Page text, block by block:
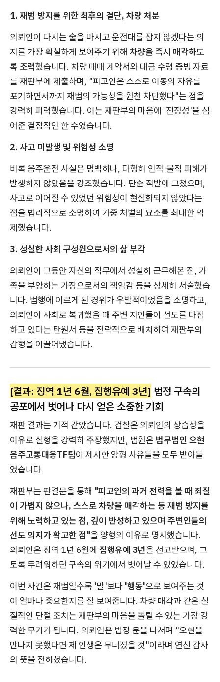
1. 재범 방지를 위한 최후의 결단, 차량 처분
의뢰인이 다시는 술을 마시고 운전대를 잡지 않겠다는 의
지를 가장 확실하게 보여주기 위해 차량을 즉시 매각하도
록 조력했습니다. 차량 매매 계약서와 대금 수령 증빙 자료
를 재판부에 제출하며, "피고인은 스스로 이동의 자유를
포기하면서까지 재범의 가능성을 원천 차단했다"는 점을
강력히 피력했습니다. 이는 재판부의 마음에 '진정성'을 심
어준 결정적인 한 수였습니다.
2. 사고 미발생 및 위험성 소명
비록 음주운전 사실은 명백하나, 다행히 인적·물적 피해가
발생하지 않았음을 강조했습니다. 단순 적발에 그쳤으며,
사고로 이어질 수 있었던 위험성이 현실화되지 않았다는
점을 법리적으로 소명하여 가중 처벌의 요소를 최대한 억
제했습니다.
3. 성실한 사회 구성원으로서의 삶 부각
의뢰인이 그동안 자신의 직무에서 성실히 근무해온 점, 가
족을 부양하는 가장으로서의 책임감 등을 상세히 서술했습
니다. 범행에 이르게 된 경위가 우발적이었음을 소명하고,
의뢰인이 사회로 복귀했을 때 주변 지인들이 선도를 다짐
하고 있다는 탄원서 등을 전략적으로 배치하여 재판부의
감형을 이끌어냈습니다.
[결과: 징역 1년 6월, 집행유예 3년] 법정 구속의
공포에서 벗어나 다시 얻은 소중한 기회
재판 결과는 기적 같았습니다. 검찰은 의뢰인의 상습성을
이유로 실형을 강력히 주장했지만, 법원은 법무법인 오현
음주교통대응TF팀이 제시한 양형 사유들을 모두 받아들
였습니다.
재판부는 판결문을 통해 "피고인의 과거 전력을 볼 때 죄질
이 가볍지 않으나, 스스로 차량을 매각하는 등 재범 방지를
위해 노력하고 있는 점, 깊이 반성하고 있으며 주변인들의
선도 의지가 확고한 점"을 양형의 이유로 명시했습니다.
의뢰인은 징역 1년 6월에 집행유예 3년을 선고받으며, 그
토록 두려워하던 구속의 위기에서 벗어날 수 있었습니다.
이번 사건은 재범일수록 '말'보다 '행동'으로 보여주는 것
이 얼마나 중요한지를 잘 보여줍니다. 차량 매각과 같은 실
질적인 단절 조치는 재판부의 마음을 돌릴 수 있는 가장 강
력한 무기가 됩니다. 의뢰인은 법정 문을 나서며 "오현을
만나지 못했다면 제 인생은 무너졌을 것"이라며 연신 감사
의 뜻을 전하셨습니다.